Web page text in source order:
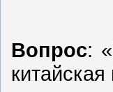
Вопрос: